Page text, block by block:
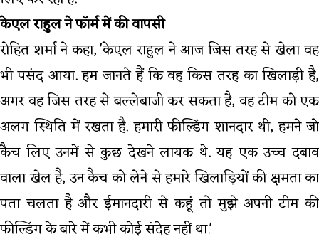
केएल राहुल ने फॉर्म में की वापसी
रोहित शर्मा ने कहा, 'केएल राहुल ने आज जिस तरह से खेला वह
भी पसंद आया. हम जानते हैं कि वह किस तरह का खिलाड़ी है,
अगर वह जिस तरह से बल्लेबाजी कर सकता है, वह टीम को एक
अलग स्थिति में रखता है. हमारी फील्डिंग शानदार थी, हमने जो
कैच लिए उनमें से कुछ देखने लायक थे. यह एक उच्च दबाव
वाला खेल है, उन कैच को लेने से हमारे खिलाड़ियों की क्षमता का
पता चलता है और ईमानदारी से कहूं तो मुझे अपनी टीम की
फील्डिंग के बारे में कभी कोई संदेह नहीं था.'